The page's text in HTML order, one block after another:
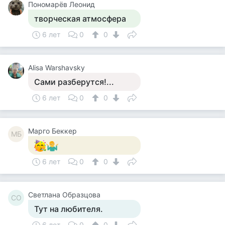
Пономарёв Леонид
творческая атмосфера
6 лет 0 0
Alisa Warshavsky
Сами разберутся!...
6 лет 0 0
MБ Mарго Беккер
6 лет 0 0
СО Светлана Образцова
Тут на любителя.